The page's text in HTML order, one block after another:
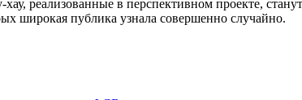
реализованные в перспективном проекте,
широкая публика узнала совершенно случайно.